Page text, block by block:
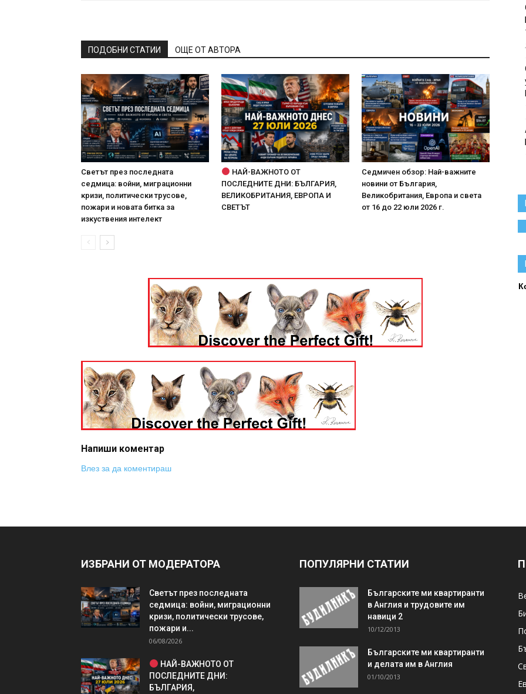
ПОДОБНИ СТАТИИ ОЩЕ ОТ АВТОРА
Светът през последната
седмица: войни, миграционни
кризи, политически трусове,
пожари и новата битка за
изкуствения интелект
НАЙ-ВАЖНОТО ОТ
ПОСЛЕДНИТЕ ДНИ: БЪЛГАРИЯ,
ВЕЛИКОБРИТАНИЯ, ЕВРОПА И
СВЕТЪТ
Седмичен обзор: Най-важните
новини от България,
Великобритания, Европа и света
от 16 до 22 юли 2026 г.
Напиши коментар
Влез за да коментираш
ИЗБРАНИ ОТ МОДЕРАТОРА
Светът през последната
седмица: войни, миграционни
кризи, политически трусове,
пожари и...
06/08/2026
НАЙ-ВАЖНОТО ОТ
ПОСЛЕДНИТЕ ДНИ:
БЪЛГАРИЯ,
ПОПУЛЯРНИ СТАТИИ
Българските ми квартиранти
в Англия и трудовите им
навици 2
10/12/2013
Българските ми квартиранти
и делата им в Англия
01/10/2013